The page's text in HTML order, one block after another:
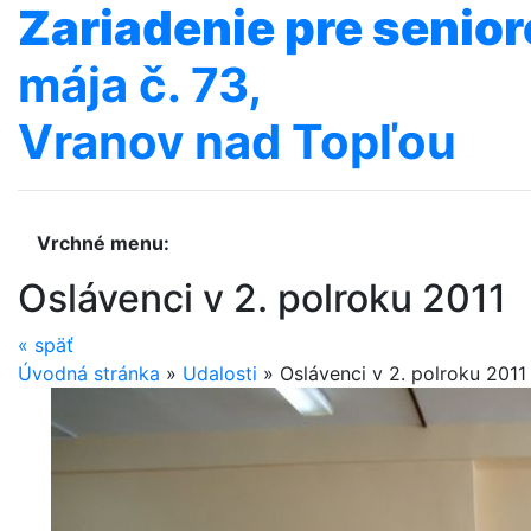
Zariadenie pre
mája č. 73,
Vranov nad Topľou
Vrchné menu:
Oslávenci v 2. polroku 2011
« späť
Úvodná stránka » Udalosti » Oslávenci v 2. polroku 2011